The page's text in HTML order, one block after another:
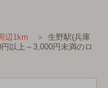
辺1km
生野駅(兵庫
以上～3,000円未満のロ